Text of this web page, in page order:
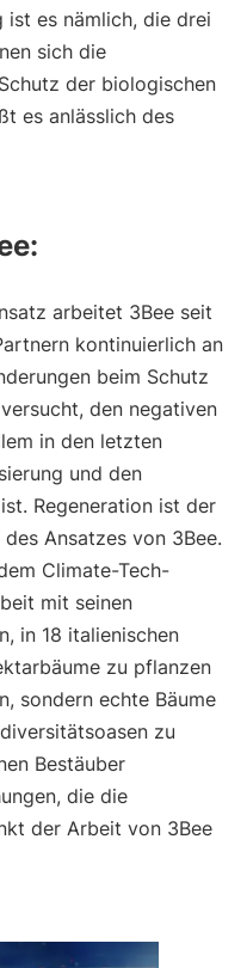
ist es nämlich, die drei
sich die
der biologischen
es anlässlich des
arbeitet 3Bee seit
kontinuierlich an
beim Schutz
den negativen
in den letzten
und den
Regeneration ist der
Ansatzes von 3Bee.
Climate-Tech-
mit seinen
in 18 italienischen
zu pflanzen
sondern echte Bäume
zu
Bestäuber
die die
der Arbeit von 3Bee